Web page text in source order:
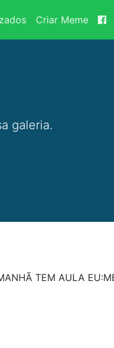
Criar Meme
galeria.
TEM AULA